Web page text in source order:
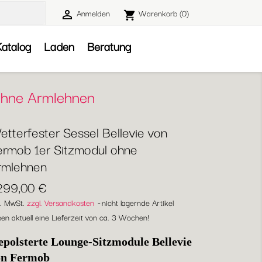
 Anmelden shopping_cart Warenkorb(0)
Laden Beratung
Armlehnen
Sessel Bellevie von
1er Sitzmodul ohne
€
MwSt. zzgl. Versandkosten nicht lagernde Artikel
aktuell eine Lieferzeit von ca. 3 Wochen!
Lounge-Sitzmodule Bellevie
Fermob